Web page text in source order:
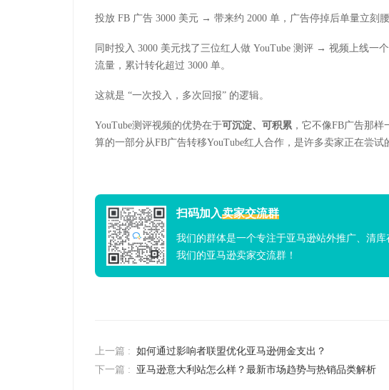
投放 FB 广告 3000 美元 → 带来约 2000 单，广告停掉后单量立刻腰
同时投入 3000 美元找了三位红人做 YouTube 测评 → 视频上线一
流量，累计转化超过 3000 单。
这就是 “一次投入，多次回报” 的逻辑。
YouTube测评视频的优势在于可沉淀、可积累 ，它不像FB广告那样
算的一部分从FB广告转移YouTube红人合作，是许多卖家正在尝试
扫码加入卖家交流群
我们的群体是一个专注于亚马逊站外推广、清
我们的亚马逊卖家交流群！
上一篇 : 如何通过影响者联盟优化亚马逊佣金支出？
下一篇 :
亚马逊意大利站怎么样？最新市场趋势与热销品类解析